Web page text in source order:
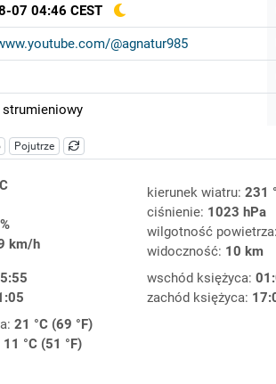
07 04:46 CEST
@agnatur985
strumieniowy
Pojutrze
km/h
kierunek wiatru: 231 °
ciśnienie: 1023 hPa
wilgotność powietrza:
widoczność: 10 km
wschód księżyca:
zachód księżyca:
21 °C (69 °F)
11 °C (51 °F)